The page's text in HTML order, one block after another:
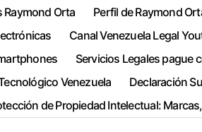
Raymond Orta Perfil de Raymond
Canal Venezuela Legal
Servicios Legales pague
Venezuela
Declaración
de Propiedad Intelectual: